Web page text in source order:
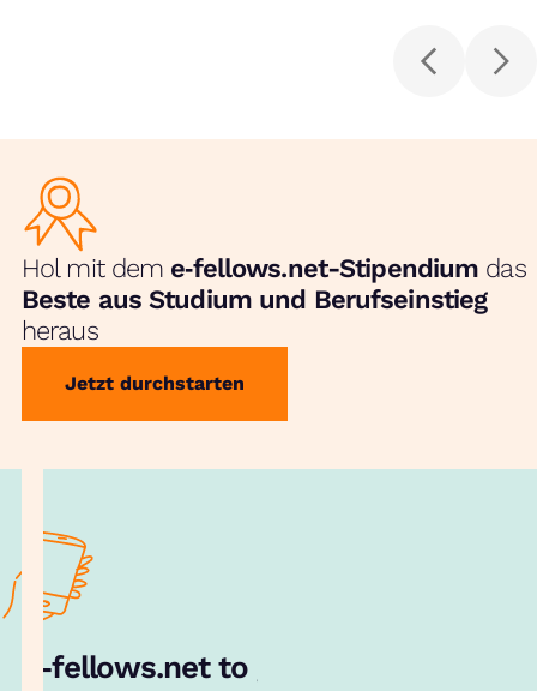
Hol mit dem e‑fellows.net-Stipendium das
Beste aus Studium und Berufseinstieg
heraus
Jetzt durchstarten
e‑fellows.net to go: